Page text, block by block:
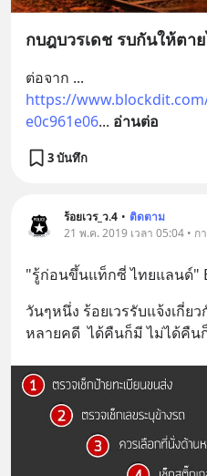
กบฎบวรเดช รบกันให้ตา
https://
e0c961e06... อ่านต่อ
3 บันทึก
ร้อยเวร_ว.4 • ติดตาม
21 พ.ค. 2019 เวลา 05:04 • ก
"รู้ก่อนขึ้นแท็กซี่ ไทยแลนด์"
วันๆหนึ่ง ร้อยเวรรับแจ้งเกี่
หลายคดี  ได้คืนก็มี ไม่ได้คืน